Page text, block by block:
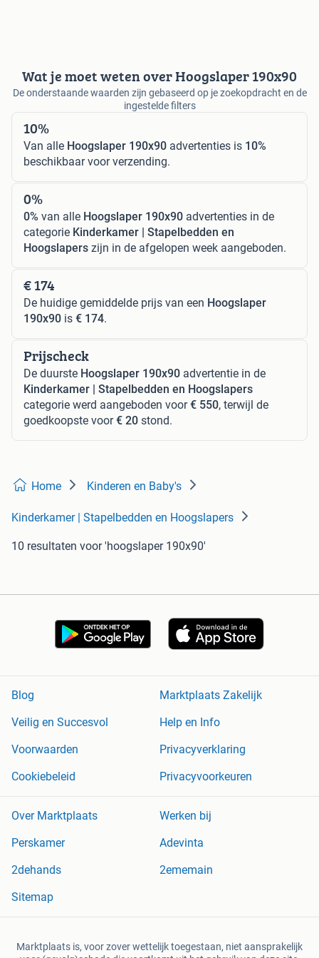
Wat je moet weten over Hoogslaper 190x90
De onderstaande waarden zijn gebaseerd op je zoekopdracht en de
ingestelde filters
10%
Van alle Hoogslaper 190x90 advertenties is 10%
beschikbaar voor verzending.
0%
0% van alle Hoogslaper 190x90 advertenties in de
categorie Kinderkamer | Stapelbedden en
Hoogslapers zijn in de afgelopen week aangeboden.
€ 174
De huidige gemiddelde prijs van een Hoogslaper
190x90 is € 174.
Prijscheck
De duurste Hoogslaper 190x90 advertentie in de
Kinderkamer | Stapelbedden en Hoogslapers
categorie werd aangeboden voor€ 550, terwijl de
goedkoopste voor€ 20 stond.
Home Kinderen en Baby's
Kinderkamer | Stapelbedden en Hoogslapers
10 resultaten voor 'hoogslaper 190x90'
Blog
Marktplaats Zakelijk
Veilig en Succesvol
Help en Info
Voorwaarden
Privacyverklaring
Cookiebeleid
Privacyvoorkeuren
Over Marktplaats
Werken bij
Perskamer
Adevinta
2dehands
2ememain
Sitemap
Marktplaats is, voor zover wettelijk toegestaan, niet aansprakelijk